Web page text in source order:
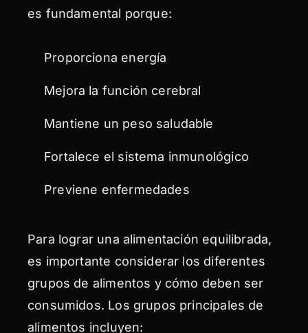
es fundamental porque:
Proporciona energía
Mejora la función cerebral
Mantiene un peso saludable
Fortalece el sistema inmunológico
Previene enfermedades
Para lograr una alimentación equilibrada,
es importante considerar los diferentes
grupos de alimentos y cómo deben ser
consumidos. Los grupos principales de
alimentos incluyen: